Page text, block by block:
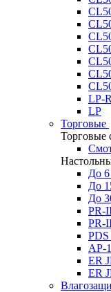
LP-R
LP
Торговые
Торговые
До 6
До
До
PR-
PR-
AP-1
ER
ER